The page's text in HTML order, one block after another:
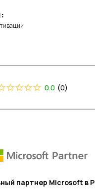
0.0 (0)
партнер Microsoft в